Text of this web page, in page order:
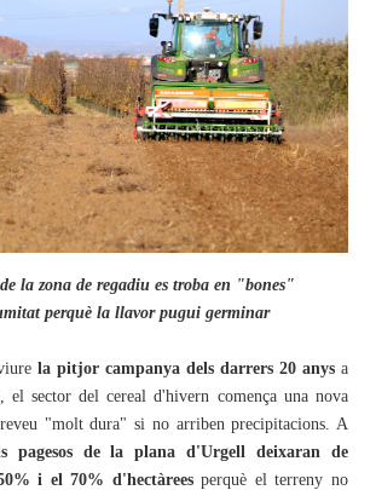
la zona de regadiu es troba en "bones"
perquè la llavor pugui germinar
la pitjor campanya dels darrers 20 anys a
el sector del cereal d'hivern comença una nova
"molt dura" si no arriben precipitacions. A
pagesos de la plana d'Urgell deixaran de
i el 70% d'hectàreesperquè el terreny no